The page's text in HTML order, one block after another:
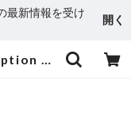
最新情報を受け
開く
NEVER CONTENT Option Style Ver2 | 輸入アニメステッカー専門店 SUNSET Stickers Store